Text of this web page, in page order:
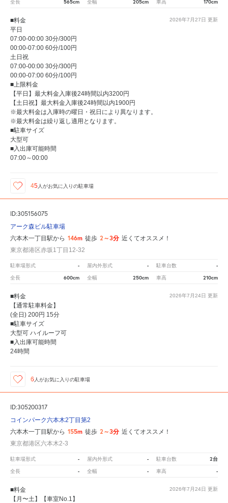
全長 565cm 全幅 205cm 車高 170cm
2026年7月27日 更新
■料金
平日
07:00-00:00 30分/300円
00:00-07:00 60分/100円
土日祝
07:00-00:00 30分/300円
00:00-07:00 60分/100円
■上限料金
【平日】最大料金入庫後24時間以内3200円
【土日祝】最大料金入庫後24時間以内1900円
※最大料金は入庫時の曜日・祝日により異なります。
※最大料金は繰り返し適用となります。
■駐車サイズ
大型可
■入出庫可能時間
07:00～00:00
45 人がお気に入りの駐車場
ID:305156075
アーク森ビル駐車場
六本木一丁目駅から 146m 徒歩 2～3分 近くてオススメ！
東京都港区赤坂1丁目12-32
駐車場形式 - 屋内外形式 - 駐車台数 -
全長 600cm 全幅 250cm 車高 210cm
2026年7月24日 更新
■料金
【通常駐車料金】
(全日) 200円 15分
■駐車サイズ
大型可 ハイルーフ可
■入出庫可能時間
24時間
6 人がお気に入りの駐車場
ID:305200317
コインパーク六本木2丁目第2
六本木一丁目駅から 155m 徒歩 2～3分 近くてオススメ！
東京都港区六本木2-3
駐車場形式 - 屋内外形式 - 駐車台数 2台
全長 - 全幅 - 車高 -
2026年7月24日 更新
■料金
【月〜土】【車室No.1】